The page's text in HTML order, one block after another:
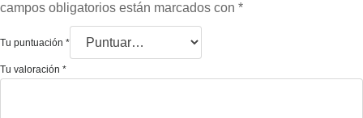
campos obligatorios están marcados con *
Tu puntuación *
Tu valoración *